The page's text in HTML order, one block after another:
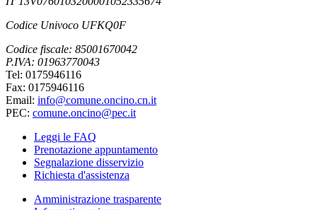
Codice Univoco UFKQ0F
Codice fiscale: 85001670042
P.IVA: 01963770043
Tel: 0175946116
Fax: 0175946116
Email: info@comune.oncino.cn.it
PEC: comune.oncino@pec.it
Leggi le FAQ
Prenotazione appuntamento
Segnalazione disservizio
Richiesta d'assistenza
Amministrazione trasparente